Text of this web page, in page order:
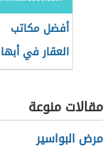
أفضل مكاتب
العقار في أبها
مقالات منوعة
مرض البواسير